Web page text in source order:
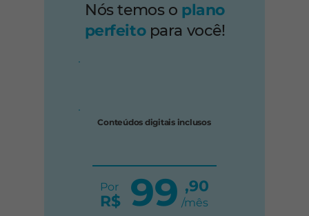
Nós temos o plano
perfeito para você!
Conteúdos digitais inclusos
Por
R$ 99 ,90
/mês